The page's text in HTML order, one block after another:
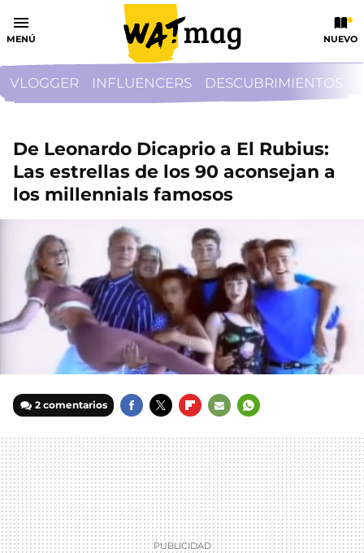
MENÚ NUEVO
VLOGGER INFLUENCERS DESCUBRIMIENTOS
De Leonardo Dicaprio a El Rubius:
Las estrellas de los 90 aconsejan a
los millennials famosos
2 comentarios
MAIL